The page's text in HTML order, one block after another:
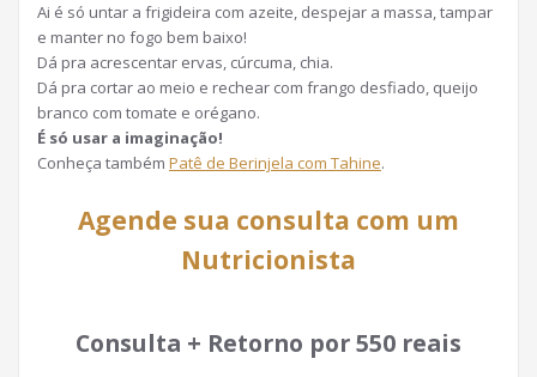
Ai é só untar a frigideira com azeite, despejar a massa, tampar
e manter no fogo bem baixo!
Dá pra acrescentar ervas, cúrcuma, chia.
Dá pra cortar ao meio e rechear com frango desfiado, queijo
branco com tomate e orégano.
É só usar a imaginação!
Conheça também Patê de Berinjela com Tahine.
Agende sua consulta com um
Nutricionista
Consulta + Retorno por 550 reais